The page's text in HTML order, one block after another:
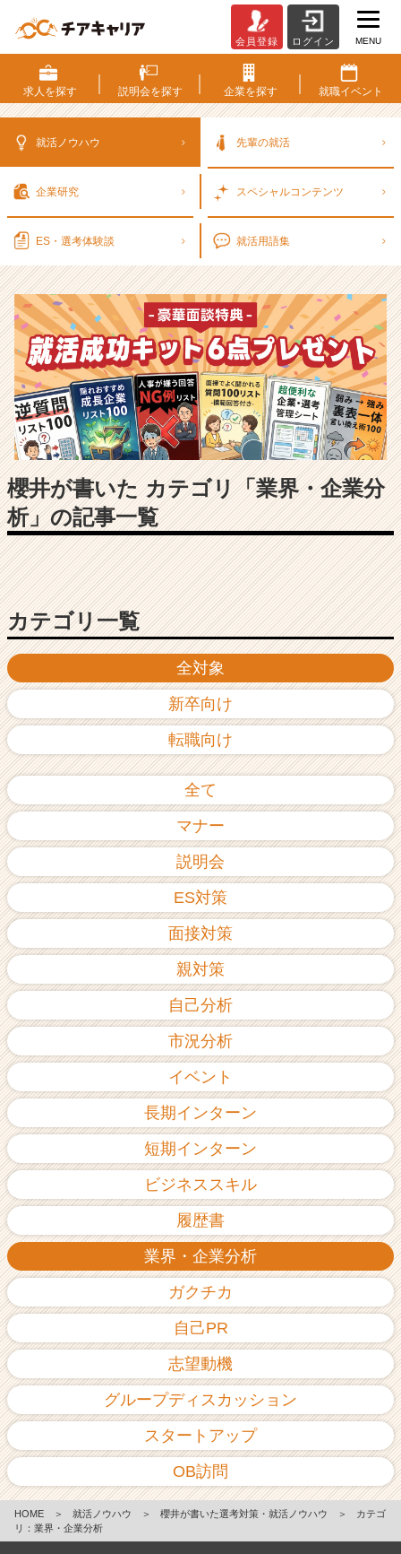
考
対
策・
ウ
ベ
ン
チ
ャ
ー・
成
長
企
業
か
ら
ス
カ
ウ
活
イ
チ
リ
（C
e
r
a
e
r）
会員登録 ログイン MENU
求人を探す 説明会を探す 企業を探す 就職イベント
就活ノウハウ 先輩の就活
企業研究 スペシャルコンテンツ
ES・選考体験談 就活用語集
櫻井が書いた カテゴリ「業界・企業分
析」の記事一覧
全対象
新卒向け
転職向け
全て
マナー
説明会
ES対策
面接対策
親対策
自己分析
市況分析
イベント
長期インターン
短期インターン
ビジネススキル
履歴書
業界・企業分析
ガクチカ
自己PR
志望動機
グループディスカッション
スタートアップ
OB訪問
カテゴリ一覧
HOME ＞ 就活ノウハウ ＞ 櫻井が書いた選考対策・就活ノウハウ ＞
カテゴ
リ：業界・企業分析